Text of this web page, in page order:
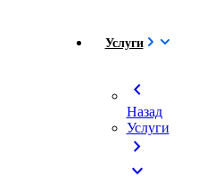
Услуги
chevron_left
Назад
Услуги
chevron_right
expand_more